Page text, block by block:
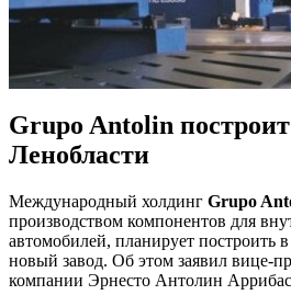
Grupo Antolin построит
Ленобласти
Международный холдинг Grupo
производством компонентов для
автомобилей, планирует построить
новый завод. Об этом заявил вице-
компании Эрнесто Антолин